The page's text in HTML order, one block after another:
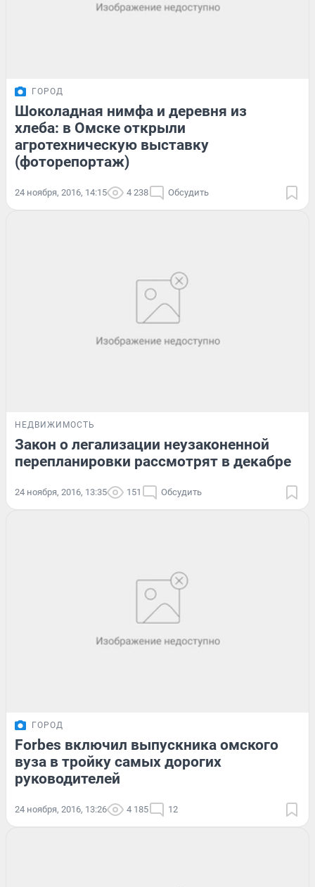
ГОРОД
Шоколадная нимфа и деревня из
хлеба: в Омске открыли
агротехническую выставку
(фоторепортаж)
24 ноября, 2016, 14:15 4 238 Обсудить
НЕДВИЖИМОСТЬ
Закон о легализации неузаконенной
перепланировки рассмотрят в декабре
24 ноября, 2016, 13:35 151 Обсудить
ГОРОД
Forbes включил выпускника омского
вуза в тройку самых дорогих
руководителей
24 ноября, 2016, 13:26 4 185 12